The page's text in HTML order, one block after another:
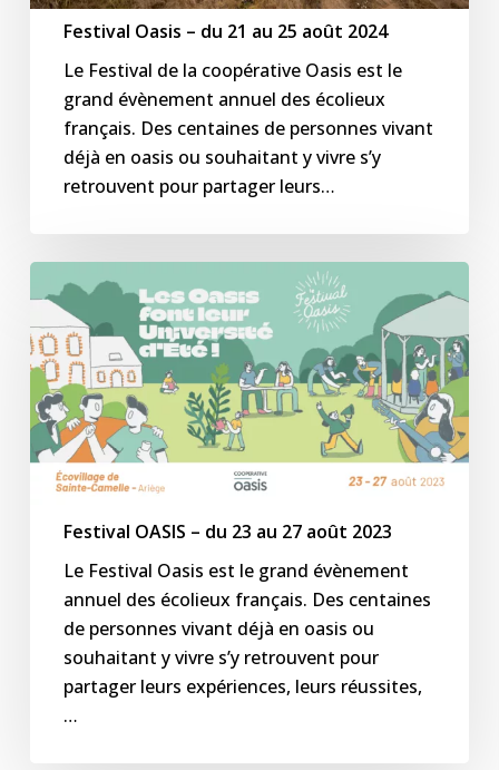
Festival Oasis – du 21 au 25 août 2024
Le Festival de la coopérative Oasis est le
grand évènement annuel des écolieux
français. Des centaines de personnes vivant
déjà en oasis ou souhaitant y vivre s’y
retrouvent pour partager leurs…
Festival
OASIS
–
du
23
au
27
août
Festival OASIS – du 23 au 27 août 2023
Le Festival Oasis est le grand évènement
annuel des écolieux français. Des centaines
de personnes vivant déjà en oasis ou
souhaitant y vivre s’y retrouvent pour
partager leurs expériences, leurs réussites,
…